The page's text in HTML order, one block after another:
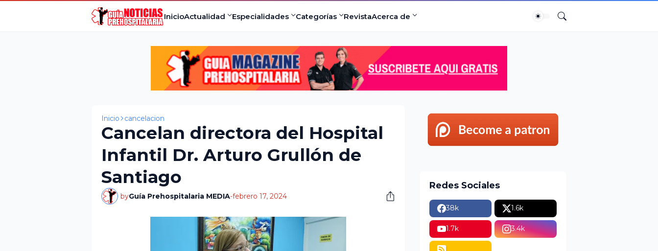
InicioActualidad Especialidades Categorías RevistaAcerca de
Inicio cancelacion
Cancelan directora del Hospital
Infantil Dr. Arturo Grullón de
Santiago
byGuía Prehospitalaria MEDIA-febrero 17, 2024
Redes Sociales
38k 1.6k
1.7k 3.4k